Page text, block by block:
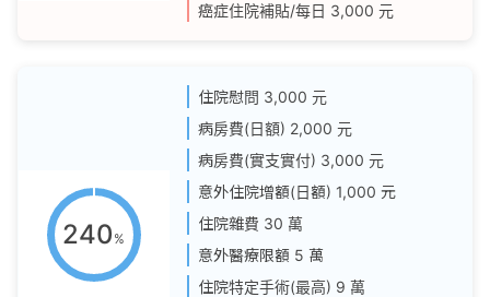
癌症住院補貼/每日 3,000 元
240 %
住院慰問 3,000 元
病房費(日額) 2,000 元
病房費(實支實付) 3,000 元
意外住院增額(日額) 1,000 元
住院雜費 30 萬
意外醫療限額 5 萬
住院特定手術(最高) 9 萬